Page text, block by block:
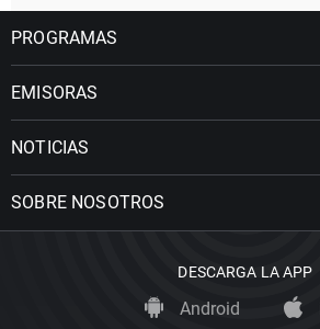
PROGRAMAS
EMISORAS
NOTICIAS
SOBRE NOSOTROS
DESCARGA LA APP
Android